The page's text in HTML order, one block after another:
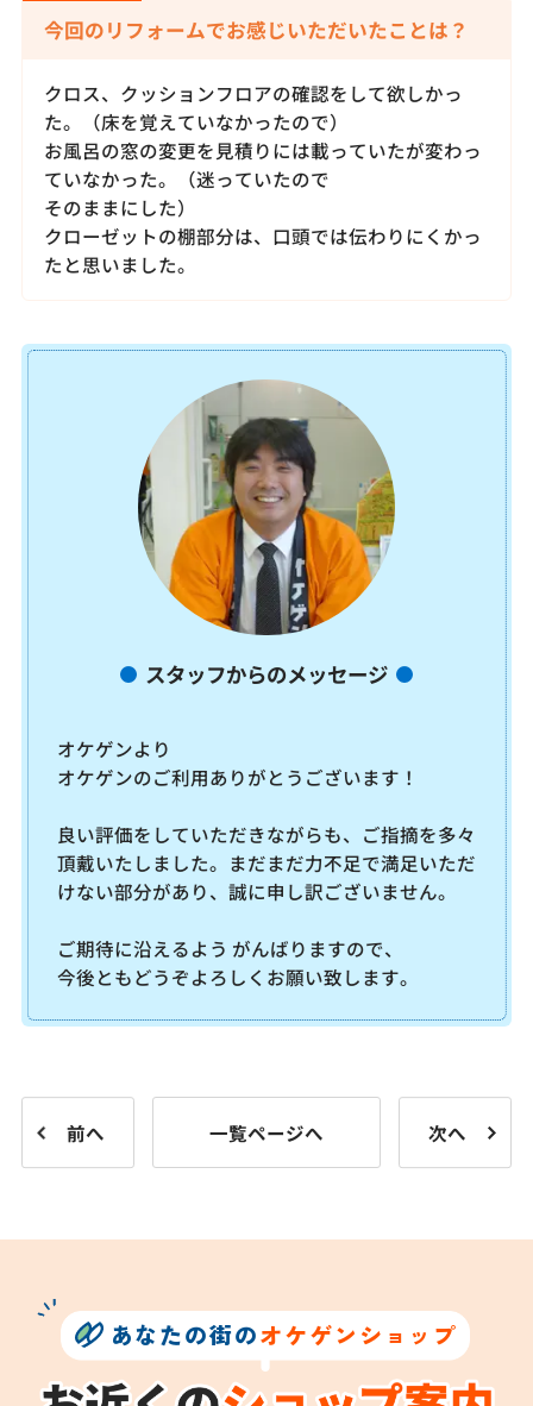
今回のリフォームでお感じいただいたことは？
クロス、クッションフロアの確認をして欲しかっ
た。（床を覚えていなかったので）
お風呂の窓の変更を見積りには載っていたが変わっ
ていなかった。（迷っていたので
そのままにした）
クローゼットの棚部分は、口頭では伝わりにくかっ
たと思いました。
スタッフからのメッセージ
オケゲンより
オケゲンのご利用ありがとうございます！
良い評価をしていただきながらも、ご指摘を多々
頂戴いたしました。まだまだ力不足で満足いただ
けない部分があり、誠に申し訳ございません。
ご期待に沿えるよう がんばりますので、
今後ともどうぞよろしくお願い致します。
前へ 一覧ページへ 次へ
あなたの街のオケゲンショップ